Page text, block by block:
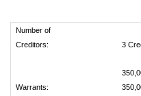
Number of
Creditors:
3
Warrants: